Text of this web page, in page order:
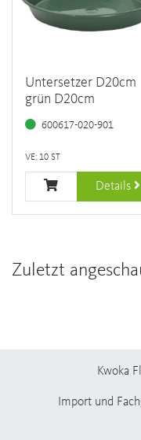
Untersetzer D20cm
grün D20cm
600617-020-901
VE: 10 ST
Details
Zuletzt
Kwoka
Import und